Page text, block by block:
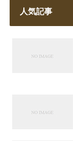
人気記事